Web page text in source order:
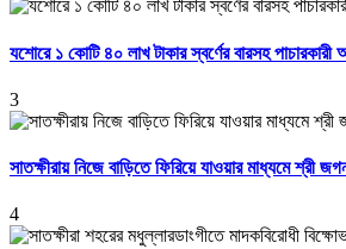
যশোরে ১ কোটি ৪০ লাখ টাকার স্বর্ণের বারসহ
3
সাতক্ষীরায় নিজে বাড়িতে ফিরিয়ে যাওয়ার মাধ্যমে শ্রী
4